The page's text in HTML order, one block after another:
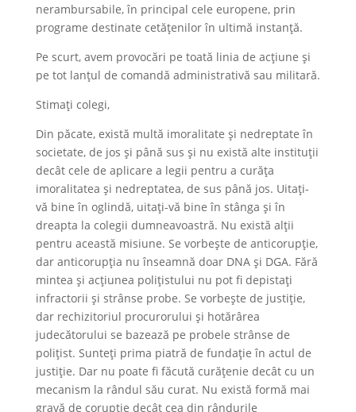
nerambursabile, în principal cele europene, prin
programe destinate cetățenilor în ultimă instanță.
Pe scurt, avem provocări pe toată linia de acțiune și
pe tot lanțul de comandă administrativă sau militară.
Stimați colegi,
Din păcate, există multă imoralitate și nedreptate în
societate, de jos și până sus și nu există alte instituții
decât cele de aplicare a legii pentru a curăța
imoralitatea și nedreptatea, de sus până jos. Uitați-
vă bine în oglindă, uitați-vă bine în stânga și în
dreapta la colegii dumneavoastră. Nu există alții
pentru această misiune. Se vorbește de anticorupție,
dar anticorupția nu înseamnă doar DNA și DGA. Fără
mintea și acțiunea polițistului nu pot fi depistați
infractorii și strânse probe. Se vorbește de justiție,
dar rechizitoriul procurorului și hotărârea
judecătorului se bazează pe probele strânse de
polițist. Sunteți prima piatră de fundație în actul de
justiție. Dar nu poate fi făcută curățenie decât cu un
mecanism la rândul său curat. Nu există formă mai
gravă de corupție decât cea din rândurile